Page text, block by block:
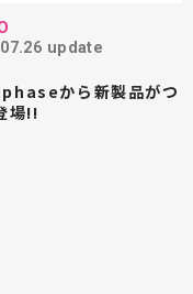
update
から新製品がつ
場!!